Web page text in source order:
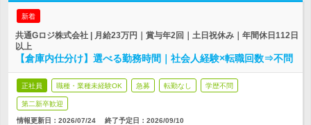
新着
共通Gロジ株式会社 | 月給23万円｜賞与年2回｜土日祝休み｜年間休日112日
以上
【倉庫内仕分け】選べる勤務時間｜社会人経験×転職回数⇒不問
正社員 職種・業種未経験OK 急募 転勤なし 学歴不問
第二新卒歓迎
情報更新日：2026/07/24 終了予定日： 2026/09/10